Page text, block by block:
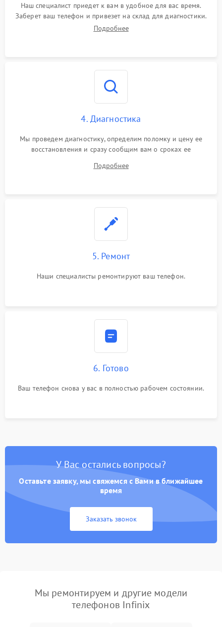
Наш специалист приедет к вам в удобное для вас время.
Заберет ваш телефон и привезет на склад для диагностики.
Подробнее
4. Диагностика
Мы проведем диагностику, определим поломку и цену ее
восстановления и сразу сообщим вам о сроках ее
Подробнее
5. Ремонт
Наши специалисты ремонтируют ваш телефон.
6. Готово
Ваш телефон снова у вас в полностью рабочем состоянии.
У Вас остались вопросы?
Оставьте заявку, мы свяжемся с Вами в ближайшее
время
Заказать звонок
Мы ремонтируем и другие модели
телефонов Infinix